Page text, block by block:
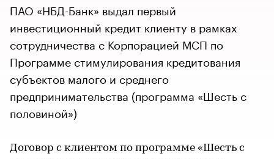
ПАО «НБД-Банк» выдал первый
инвестиционный кредит клиенту в рамках
сотрудничества с Корпорацией МСП по
Программе стимулирования кредитования
субъектов малого и среднего
предпринимательства (программа «Шесть с
половиной»)
Договор с клиентом по программе «Шесть с